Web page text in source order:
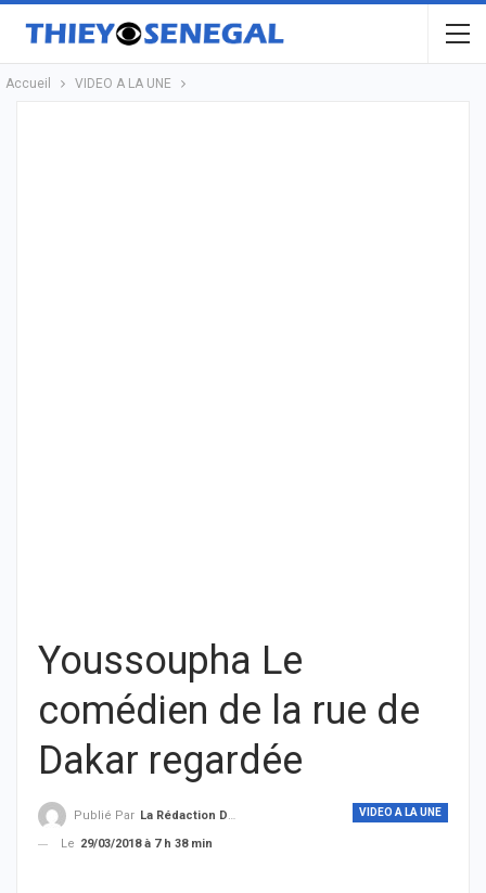
Accueil VIDEO A LA UNE
Youssoupha Le
comédien de la rue de
Dakar regardée
VIDEO A LA UNE
Publié Par La Rédaction De THIEYSENEGAL.com
Le 29/03/2018 à 7 h 38 min